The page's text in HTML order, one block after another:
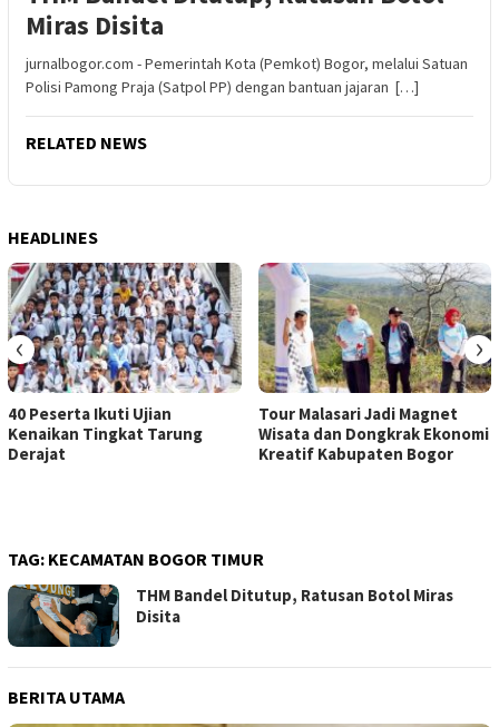
Miras Disita
jurnalbogor.com - Pemerintah Kota (Pemkot) Bogor, melalui Satuan
Polisi Pamong Praja (Satpol PP) dengan bantuan jajaran […]
RELATED NEWS
HEADLINES
40 Peserta Ikuti Ujian
Kenaikan Tingkat Tarung
Derajat
Tour Malasari Jadi Magnet
Wisata dan Dongkrak Ekonomi
Kreatif Kabupaten Bogor
‹ ›
TAG: KECAMATAN BOGOR TIMUR
THM Bandel Ditutup, Ratusan Botol Miras
Disita
BERITA UTAMA